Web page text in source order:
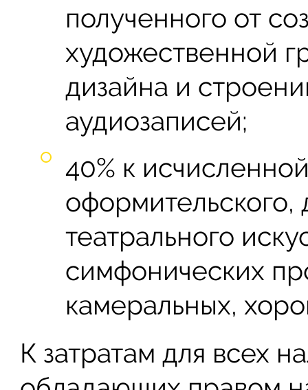
полученного от
художественной
дизайна и
аудиозаписей;
40% к
оформительского,
театрального
симфонических
камеральных,
К затратам для всех